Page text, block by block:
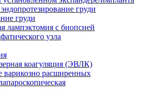
груди
груди
лампэктомия с биопсией
узла
коагуляция (ЭВЛК)
варикозно расширенных